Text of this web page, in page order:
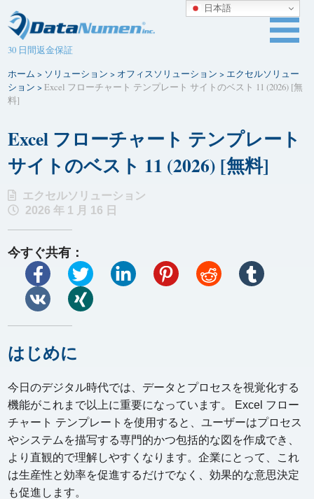
30 日間返金保証
ホーム > ソリューション > オフィスソリューション > エクセルソリュー
ション >Excel フローチャート テンプレート サイトのベスト 11 (2026) [無
料]
Excel フローチャート テンプレート
サイトのベスト 11 (2026) [無料]
エクセルソリューション
2026 年 1 月 16 日
今すぐ共有：
はじめに
今日のデジタル時代では、データとプロセスを視覚化する
機能がこれまで以上に重要になっています。 Excel フロー
チャート テンプレートを使用すると、ユーザーはプロセス
やシステムを描写する専門的かつ包括的な図を作成でき、
より直観的で理解しやすくなります。企業にとって、これ
は生産性と効率を促進するだけでなく、効果的な意思決定
も促進します。
日本語